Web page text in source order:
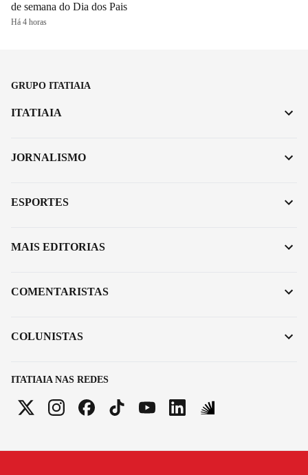
de semana do Dia dos Pais
Há 4 horas
GRUPO ITATIAIA
ITATIAIA NAS REDES
ITATIAIA
JORNALISMO
ESPORTES
MAIS EDITORIAS
COMENTARISTAS
COLUNISTAS